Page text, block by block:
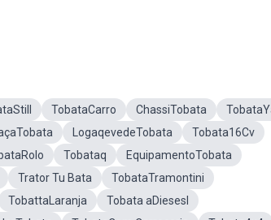
TobataCarro ChassiTobata
LogaqevedeTobata
Tobata16Cv
Tobataq
EquipamentoTobata
Trator Tu Bata
TobataTramontini
TobattaLaranja
Tobata aDiesesl